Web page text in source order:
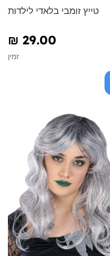
טייץ זומבי בלאדי לילדות
₪‎ 29.00
זמין